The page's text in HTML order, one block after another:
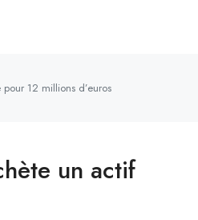
12 millions d’euros
un actif